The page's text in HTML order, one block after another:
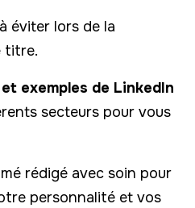
éviter lors de la
titre.
exemples de LinkedIn
secteurs pour vous
rédigé avec soin pour
personnalité et vos